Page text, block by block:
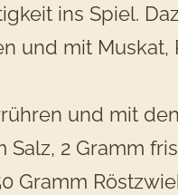
ins Spiel.
und mit Muskat,
und mit den
Salz, 2 Gramm
Gramm